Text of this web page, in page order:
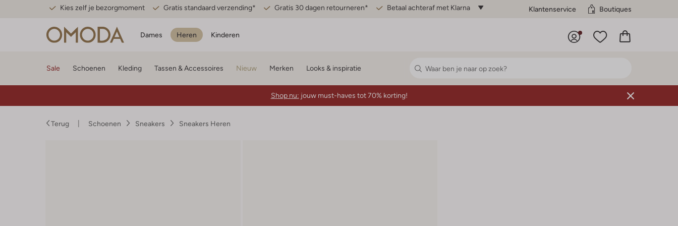
Kies zelf je bezorgmoment Gratis standaard verzending* Gratis 30 dagen retourneren* Betaal achteraf met Klarna Klantenservice Boutiques
Dames Heren Kinderen
Sale Schoenen Kleding Tassen & Accessoires Nieuw Merken Looks & inspiratie
Shop nu: jouw must-haves tot 70% korting!
Terug Schoenen Sneakers Sneakers Heren